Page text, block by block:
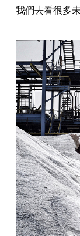
我們去看很多